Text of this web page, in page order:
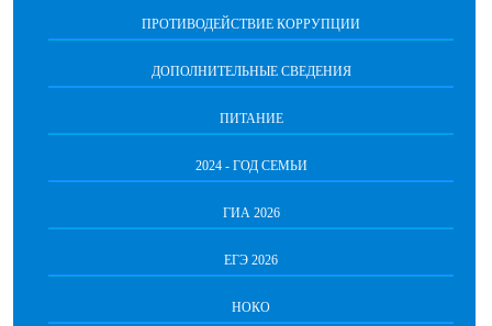
ПРОТИВОДЕЙСТВИЕ КОРРУПЦИИ
ДОПОЛНИТЕЛЬНЫЕ СВЕДЕНИЯ
ПИТАНИЕ
2024 - ГОД СЕМЬИ
ГИА 2026
ЕГЭ 2026
НОКО